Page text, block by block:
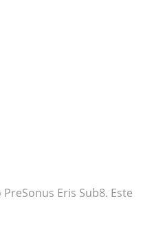
Eris Sub8. Este